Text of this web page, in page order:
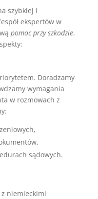
szybkiej i
ekspertów w
pomoc przy szkodzie.
Doradzamy
wymagania
w rozmowach z
sądowych.
niemieckimi